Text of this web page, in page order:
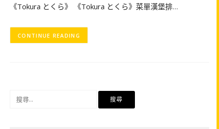
《Tokura とくら》 《Tokura とくら》菜單漢堡排…
CONTINUE READING